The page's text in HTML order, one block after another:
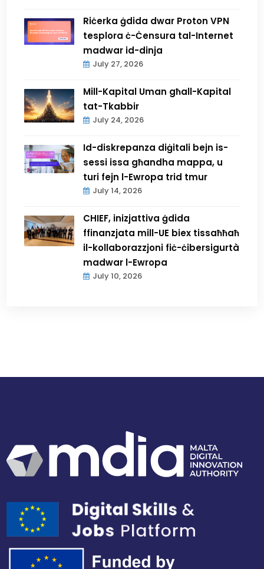
Riċerka ġdida dwar Proton VPN
tesplora ċ-Ċensura tal-Internet
madwar id-dinja
July 27, 2026
Mill-Kapital Uman għall-Kapital
tat-Tkabbir
July 24, 2026
Id-diskrepanza diġitali bejn is-
sessi issa għandha mappa, u
turi fejn l-Ewropa trid tmur
July 14, 2026
CHIEF, inizjattiva ġdida
ffinanzjata mill-UE biex tissaħħaħ
il-kollaborazzjoni fiċ-ċibersigurtà
madwar l-Ewropa
July 10, 2026